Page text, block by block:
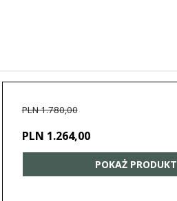
PLN 1.780,00
PLN 1.264,00
POKAŻ PRODUKT